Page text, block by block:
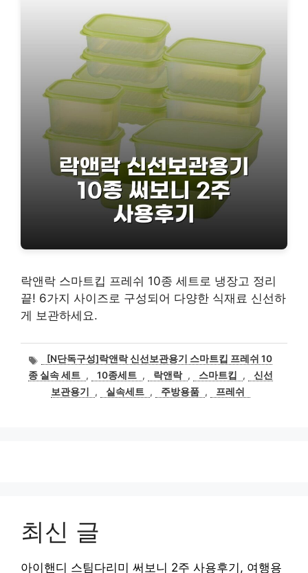
락앤락 스마트킵 프레쉬 10종 세트로 냉장고 정리
끝! 6가지 사이즈로 구성되어 다양한 식재료 신선하
게 보관하세요.
태
그
[N단독구성]락앤락 신선보관용기 스마트킵 프레쉬 10
종 실속 세트 , 10종세트 , 락앤락 , 스마트킵 ,
신선
보관용기
, 실속세트 , 주방용품 , 프레쉬
최신 글
아이핸디 스팀다리미 써보니 2주 사용후기, 여행용